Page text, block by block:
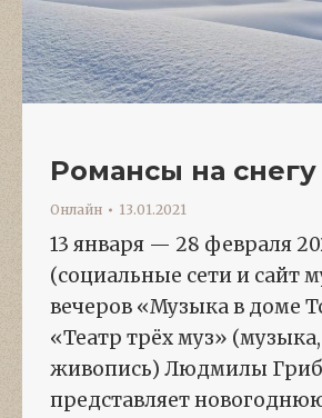
Романсы на снегу
Онлайн 13.01.2021
13 января — 28 февраля
(социальные сети и сайт
вечеров «Музыка в доме
«Театр трёх муз»
живопись) Людмилы
представляет